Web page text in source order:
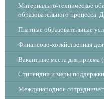
Материально-техническое
образовательного процесса.
Платные образовательные
Финансово-хозяйственная
Вакантные места для
Стипендии и меры
Международное